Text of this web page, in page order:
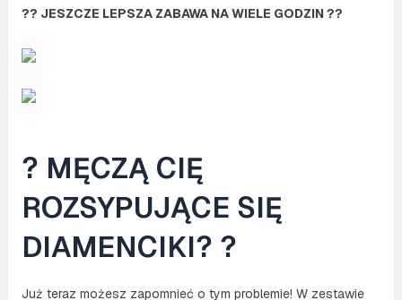
?? JESZCZE LEPSZA ZABAWA NA WIELE GODZIN ??
? MĘCZĄ CIĘ
ROZSYPUJĄCE SIĘ
DIAMENCIKI? ?
Już teraz możesz zapomnieć o tym problemie! W zestawie